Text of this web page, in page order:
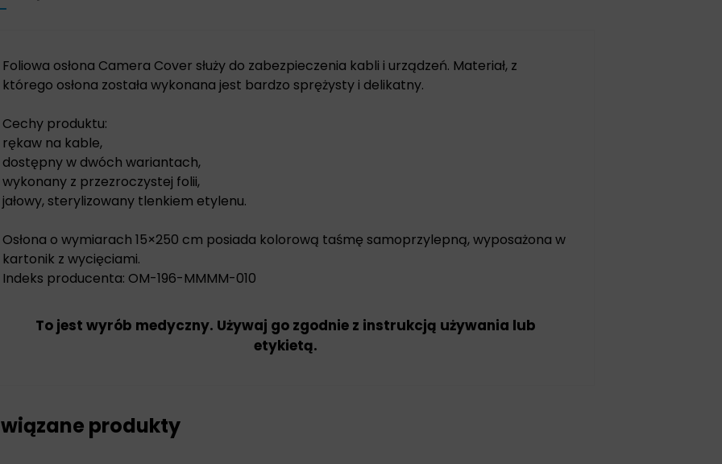
Foliowa osłona Camera Cover służy do zabezpieczenia kabli i urządzeń. Materiał, z
którego osłona została wykonana jest bardzo sprężysty i delikatny.
Cechy produktu:
rękaw na kable,
dostępny w dwóch wariantach,
wykonany z przezroczystej folii,
jałowy, sterylizowany tlenkiem etylenu.
Osłona o wymiarach 15×250 cm posiada kolorową taśmę samoprzylepną, wyposażona w
kartonik z wycięciami.
Indeks producenta: OM-196-MMMM-010
To jest wyrób medyczny. Używaj go zgodnie z instrukcją używania lub
etykietą.
produkty